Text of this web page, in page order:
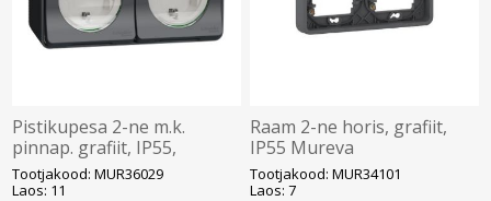
Pistikupesa 2-ne m.k.
pinnap. grafiit, IP55,
Mureva
Tootjakood: MUR36029
Laos: 11
Raam 2-ne horis, grafiit,
IP55 Mureva
Tootjakood: MUR34101
Laos: 7